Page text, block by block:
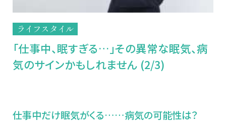
ライフスタイル
「仕事中、眠すぎる…」その異常な眠気、病
気のサインかもしれません (2/3)
仕事中だけ眠気がくる……病気の可能性は？